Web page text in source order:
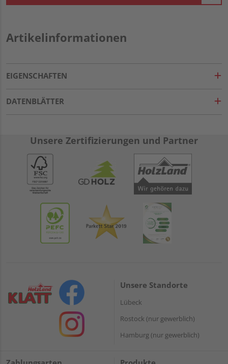
Artikelinformationen
EIGENSCHAFTEN
DATENBLÄTTER
Unsere Zertifizierungen und Partner
Unsere Standorte
Lübeck
Rostock (nur gewerblich)
Hamburg (nur gewerblich)